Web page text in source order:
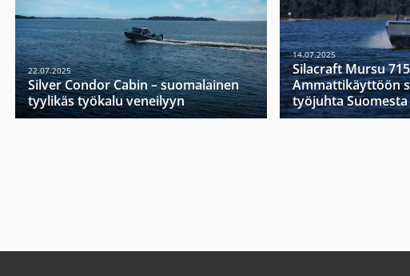
22.07.2025
Silver Condor Cabin – suomalainen
tyylikäs työkalu veneilyyn
14.07.2025
Silacraft Mursu
Ammattikäyttöön
työjuhta Suomesta